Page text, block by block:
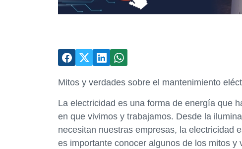
Mitos y verdades sobre el mantenimiento
La electricidad es una forma de energía que
en que vivimos y trabajamos. Desde la
necesitan nuestras empresas, la electricidad
es importante conocer algunos de los mitos